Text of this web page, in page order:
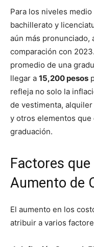
Para los niveles
bachillerato y
aún más pronunciado,
comparación con
promedio de una
llegar a 15,200 pesos
refleja no solo la
de vestimenta,
y otros elementos que
graduación.
Factores
Aumento de
El aumento en los
atribuir a varios